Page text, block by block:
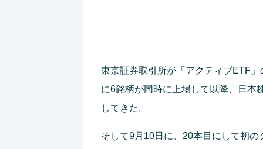
東京証券取引所が「アクティブETF
に6銘柄が同時に上場して以降、日本
してきた。
そして9月10日に、20本目にして初